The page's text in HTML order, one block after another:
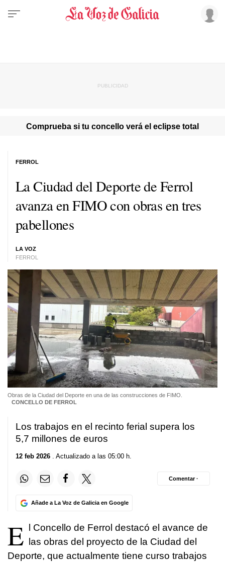
Comprueba si tu concello verá el eclipse total
La Ciudad del Deporte de Ferrol
avanza en FIMO con obras en tres
pabellones
LA VOZ
FERROL
FERROL
Obras de la Ciudad del Deporte en una de las construcciones de FIMO.
CONCELLO DE FERROL
Los trabajos en el recinto ferial supera los
5,7 millones de euros
12 feb 2026 . Actualizado a las 05:00 h.
Añade a La Voz de Galicia en Google
Comentar ·
E
l Concello de Ferrol destacó el avance de
las obras del proyecto de la Ciudad del
Deporte, que actualmente tiene curso trabajos